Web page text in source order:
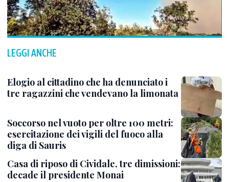
LEGGI ANCHE
Elogio al cittadino che ha denunciato i
tre ragazzini che vendevano la limonata
Soccorso nel vuoto per oltre 100 metri:
esercitazione dei vigili del fuoco alla
diga di Sauris
Casa di riposo di Cividale, tre dimissioni:
decade il presidente Monai